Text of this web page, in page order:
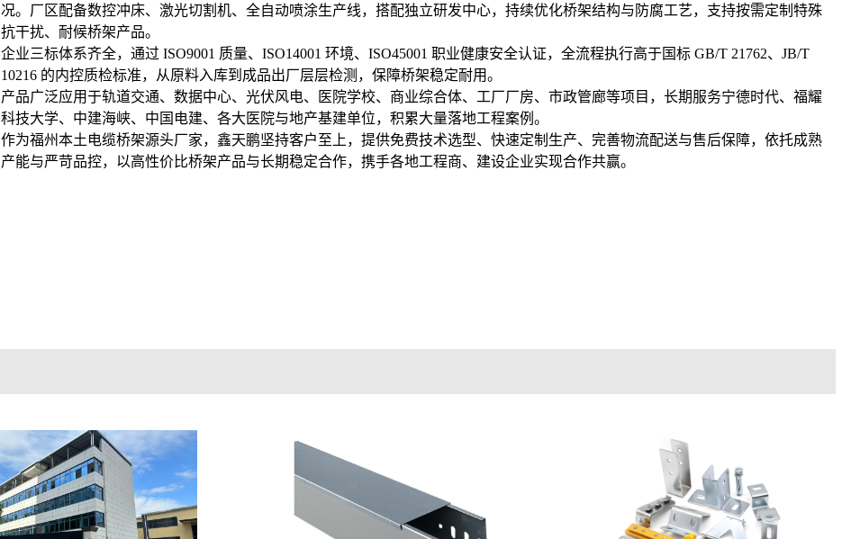
况。厂区配备数控冲床、激光切割机、全自动喷涂生产线，搭配独立研发中心，持续优化桥架结构与防腐工艺，支持按需定制特殊
抗干扰、耐候桥架产品。
企业三标体系齐全，通过 ISO9001 质量、ISO14001 环境、ISO45001 职业健康安全认证，全流程执行高于国标 GB/T 21762、JB/T
10216 的内控质检标准，从原料入库到成品出厂层层检测，保障桥架稳定耐用。
产品广泛应用于轨道交通、数据中心、光伏风电、医院学校、商业综合体、工厂厂房、市政管廊等项目，长期服务宁德时代、福耀
科技大学、中建海峡、中国电建、各大医院与地产基建单位，积累大量落地工程案例。
作为福州本土电缆桥架源头厂家，鑫天鹏坚持客户至上，提供免费技术选型、快速定制生产、完善物流配送与售后保障，依托成熟
产能与严苛品控，以高性价比桥架产品与长期稳定合作，携手各地工程商、建设企业实现合作共赢。